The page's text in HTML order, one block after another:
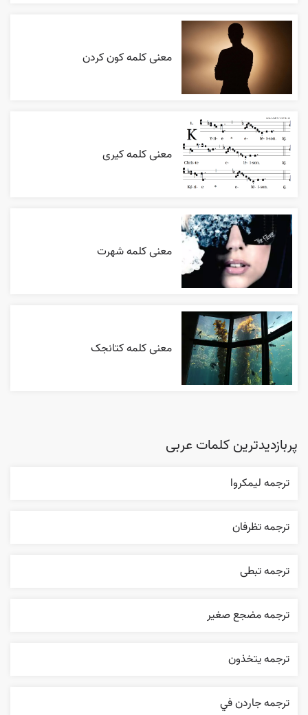
معنی کلمه کون کردن
معنی کلمه کیری
معنی کلمه شهرت
معنی کلمه کتانجک
پربازدیدترین کلمات عربی
ترجمه ليمکروا
ترجمه تظرفان
ترجمه تبطی
ترجمه مضجع صغير
ترجمه يتخذون
ترجمه جاردن في